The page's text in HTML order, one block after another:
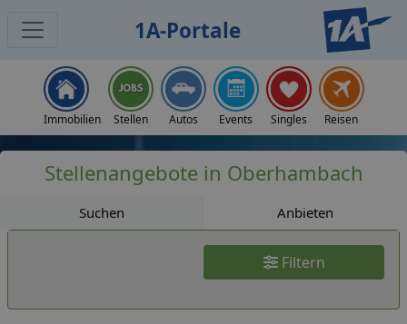
1A-Portale
Immobilien Stellen Autos Events Singles Reisen
Stellenangebote in Oberhambach
Suchen Anbieten
Filtern